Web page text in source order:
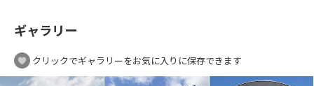
ギャラリー
クリックでギャラリーをお気に入りに保存できます